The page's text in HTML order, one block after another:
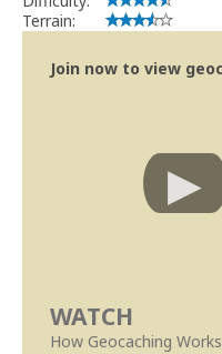
Terrain:
Join now to view
WATCH
How Geocaching Works